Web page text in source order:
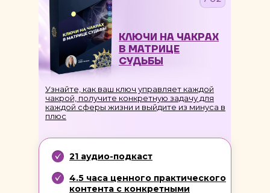
КЛЮЧИ НА ЧАКРАХ
В МАТРИЦЕ
СУДЬБЫ
Узнайте, как ваш ключ управляет каждой
чакрой, получите конкретную задачу для
каждой сферы жизни и выйдите из минуса в
плюс
21 аудио-подкаст
4.5 часа ценного практического
контента с конкретными